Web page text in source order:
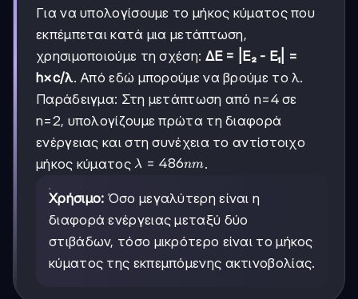
Για να υπολογίσουμε το μήκος κύματος που
εκπέμπεται κατά μια μετάπτωση,
χρησιμοποιούμε τη σχέση: ΔE = |E₂ - E₁| =
h×c/λ. Από εδώ μπορούμε να βρούμε το λ.
Παράδειγμα: Στη μετάπτωση από n=4 σε
n=2, υπολογίζουμε πρώτα τη διαφορά
ενέργειας και στη συνέχεια το αντίστοιχο
μήκος κύματος λ=486
λ = 486nm.
Χρήσιμο: Όσο μεγαλύτερη είναι η
διαφορά ενέργειας μεταξύ δύο
στιβάδων, τόσο μικρότερο είναι το μήκος
κύματος της εκπεμπόμενης ακτινοβολίας.